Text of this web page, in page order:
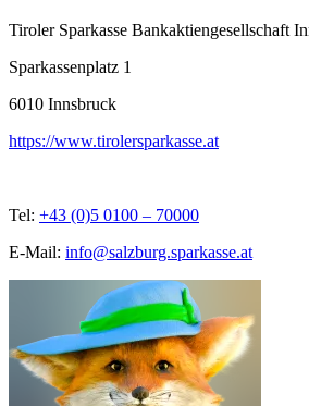
Tiroler Sparkasse Bankaktiengesellschaft
Sparkassenplatz 1
6010 Innsbruck
https://www.tirolersparkasse.at
Tel: +43 (0)5 0100 – 70000
E-Mail: info@salzburg.sparkasse.at